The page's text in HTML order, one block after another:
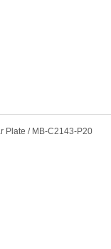
Plate / MB-C2143-P20